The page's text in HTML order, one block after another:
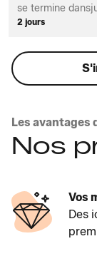
se termine dans
2 jours
Les avantages
Nos
Vos
Des